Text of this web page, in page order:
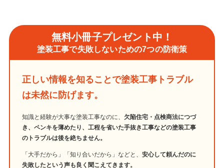
無料小冊子プレゼント中！
塗装工事で失敗しないための7つの防衛策
正しい情報を知ることで塗装工事トラブル
は未然に防げます。
知識と経験が大事な塗装工事なのに、 欠陥住宅・点検商法につづ
き、ペンキを薄めたり、工程を省いた手抜き工事などの塗装工事
のトラブルは後を絶ちません。
「大手だから」「知り合いだから」などと、安心して頼んだのに
失敗したという声も良く聞こえてきます。